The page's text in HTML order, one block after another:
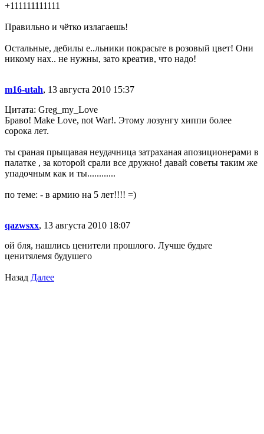
+111111111111
Правильно и чётко излагаешь!
Остальные, дебилы е..льники покрасьте в розовый цвет! Они
никому нах.. не нужны, зато креатив, что надо!
m16-utah, 13 августа 2010 15:37
Цитата: Greg_my_Love
Браво! Make Love, not War!. Этому лозунгу хиппи более
сорока лет.
ты сраная прыщавая неудачница затраханая апозиционерами в
палатке , за которой срали все дружно! давай советы таким же
упадочным как и ты............
по теме: - в армию на 5 лет!!!! =)
qazwsxx, 13 августа 2010 18:07
ой бля, нашлись ценители прошлого. Лучше будьте
ценитялемя будушего
Назад Далее